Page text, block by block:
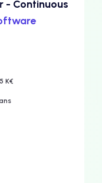
- Continuous
K€